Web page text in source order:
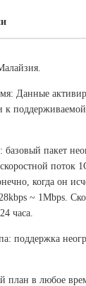
Данные
пакет
поток
когда он
~ 1Mbps.
часа.
поддержка
план в любое